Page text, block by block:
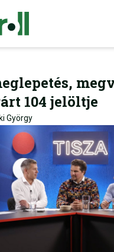
104 jelöltje
György